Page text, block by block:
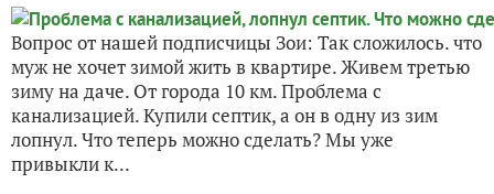
Вопрос от нашей подписчицы Зои: Так сложилось. что
муж не хочет зимой жить в квартире. Живем третью
зиму на даче. От города 10 км. Проблема с
канализацией. Купили септик, а он в одну из зим
лопнул. Что теперь можно сделать? Мы уже
привыкли к...